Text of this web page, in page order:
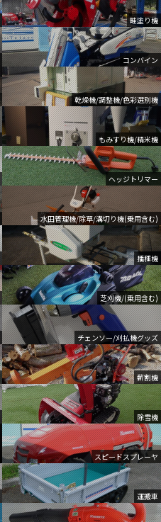
畦塗り機
コンバイン
乾燥機/調整機/色彩選別機
もみすり機/精米機
ヘッジトリマー
水田管理機/除草/溝切り機(乗用含む)
播種機
芝刈機/(乗用含む)
チェンソー/刈払機グッズ
薪割機
除雪機
スピードスプレーヤ
運搬車